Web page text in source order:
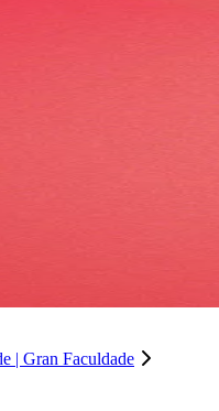
| Gran Faculdade